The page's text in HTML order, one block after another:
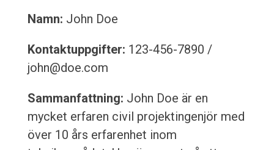
Namn: John Doe
Kontaktuppgifter: 123-456-7890 /
john@doe.com
Sammanfattning: John Doe är en
mycket erfaren civil projektingenjör med
över 10 års erfarenhet inom